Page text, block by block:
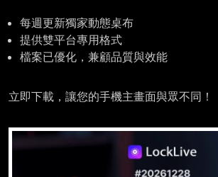
每週更新獨家動態桌布
提供雙平台專用格式
檔案已優化，兼顧品質與效能
立即下載，讓您的手機主畫面與眾不同！